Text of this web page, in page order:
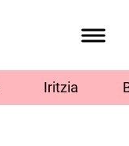
Iritzia